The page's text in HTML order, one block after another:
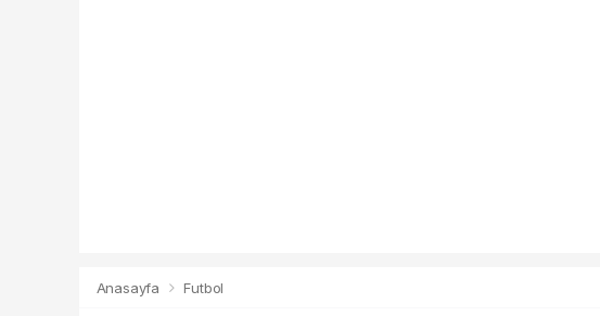
Anasayfa Futbol